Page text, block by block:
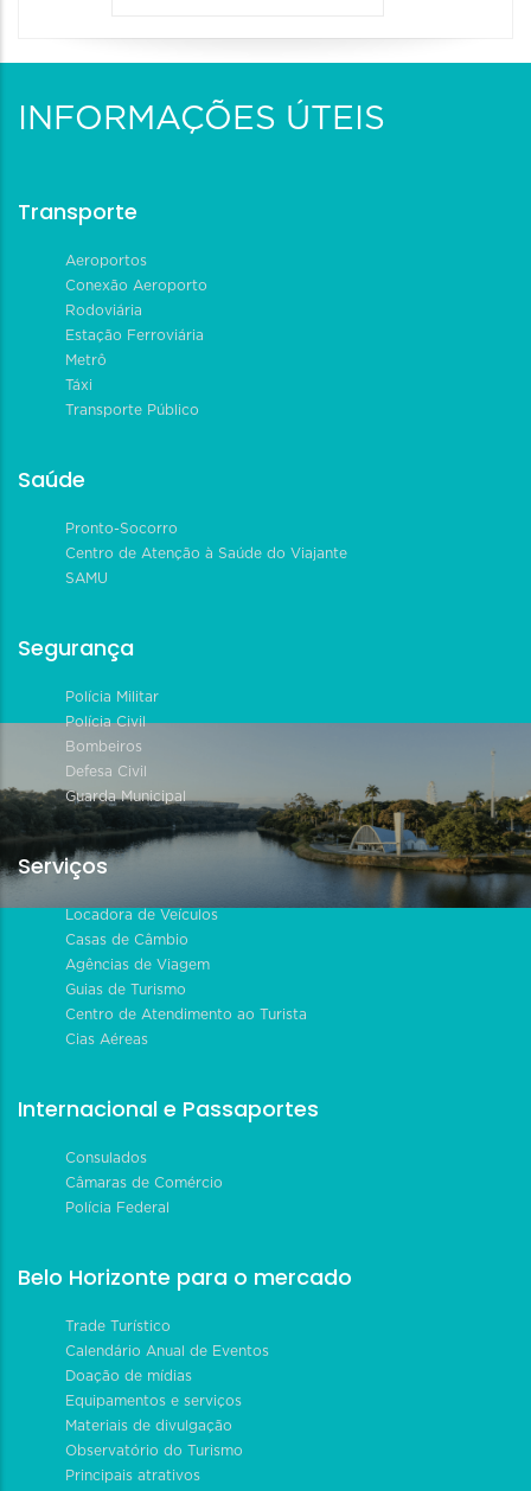
INFORMAÇÕES ÚTEIS
Transporte
Aeroportos
Conexão Aeroporto
Rodoviária
Estação Ferroviária
Metrô
Táxi
Transporte Público
Saúde
Pronto-Socorro
Centro de Atenção à Saúde do Viajante
SAMU
Segurança
Polícia Militar
Polícia Civil
Bombeiros
Defesa Civil
Guarda Municipal
Serviços
Locadora de Veículos
Casas de Câmbio
Agências de Viagem
Guias de Turismo
Centro de Atendimento ao Turista
Cias Aéreas
Internacional e Passaportes
Consulados
Câmaras de Comércio
Polícia Federal
Belo Horizonte para o mercado
Trade Turístico
Calendário Anual de Eventos
Doação de mídias
Equipamentos e serviços
Materiais de divulgação
Observatório do Turismo
Principais atrativos